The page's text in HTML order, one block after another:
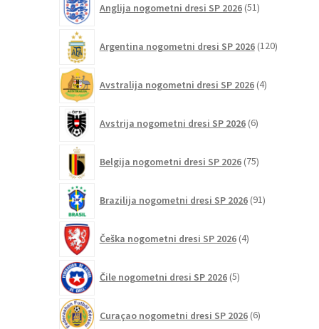
strani
Anglija nogometni dresi SP 2026 51izdelkov
Argentina nogometni dresi SP 2026 120izdelkov
Avstralija nogometni dresi SP 2026 4izdelki
Avstrija nogometni dresi SP 2026 6izdelkov
Belgija nogometni dresi SP 2026 75izdelkov
Brazilija nogometni dresi SP 2026 91izdelkov
Češka nogometni dresi SP 2026 4izdelki
Čile nogometni dresi SP 2026 5izdelkov
Curaçao nogometni dresi SP 2026 6izdelkov